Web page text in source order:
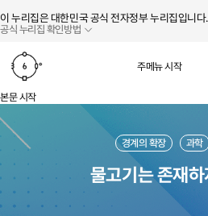
이 누리집은 대한민국 공식 전자정부 누리집입니다.
공식 누리집 확인방법
주메뉴 시작
본문 시작
경계의 확장 과학
물고기는 존재